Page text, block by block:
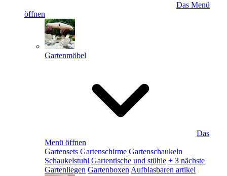
Das Menü
öffnen
Gartenmöbel
Das
Menü öffnen
Gartensets Gartenschirme Gartenschaukeln
Schaukelstuhl Gartentische und stühle + 3 nächste
Gartenliegen Gartenboxen Aufblasbaren artikel